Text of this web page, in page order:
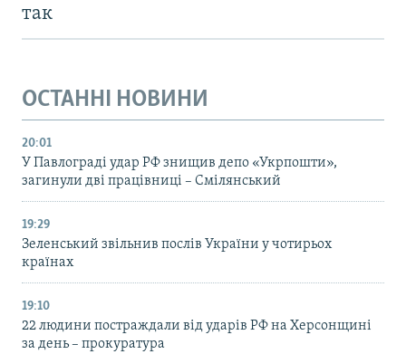
так
ОСТАННІ НОВИНИ
20:01
У Павлограді удар РФ знищив депо «Укрпошти»,
загинули дві працівниці – Смілянський
19:29
Зеленський звільнив послів України у чотирьох
країнах
19:10
22 людини постраждали від ударів РФ на Херсонщині
за день – прокуратура